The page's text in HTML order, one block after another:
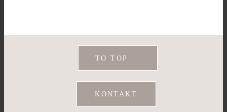
TO TOP
KONTAKT